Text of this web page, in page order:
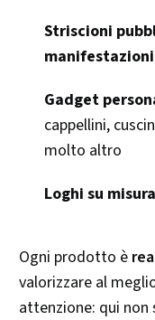
Striscioni
manifestazioni
Gadget
cappellini,
molto altro
Loghi su
Ogni prodotto è
valorizzare al
attenzione: qui non